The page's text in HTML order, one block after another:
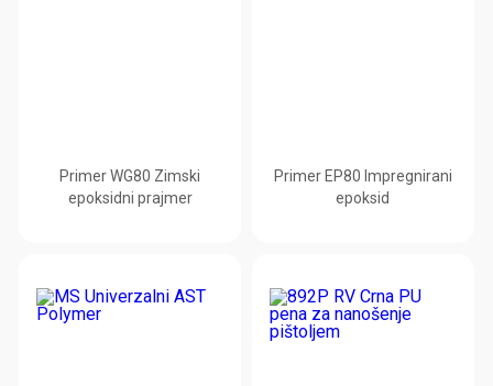
Primer WG80 Zimski
epoksidni prajmer
Primer EP80 Impregnirani
epoksid